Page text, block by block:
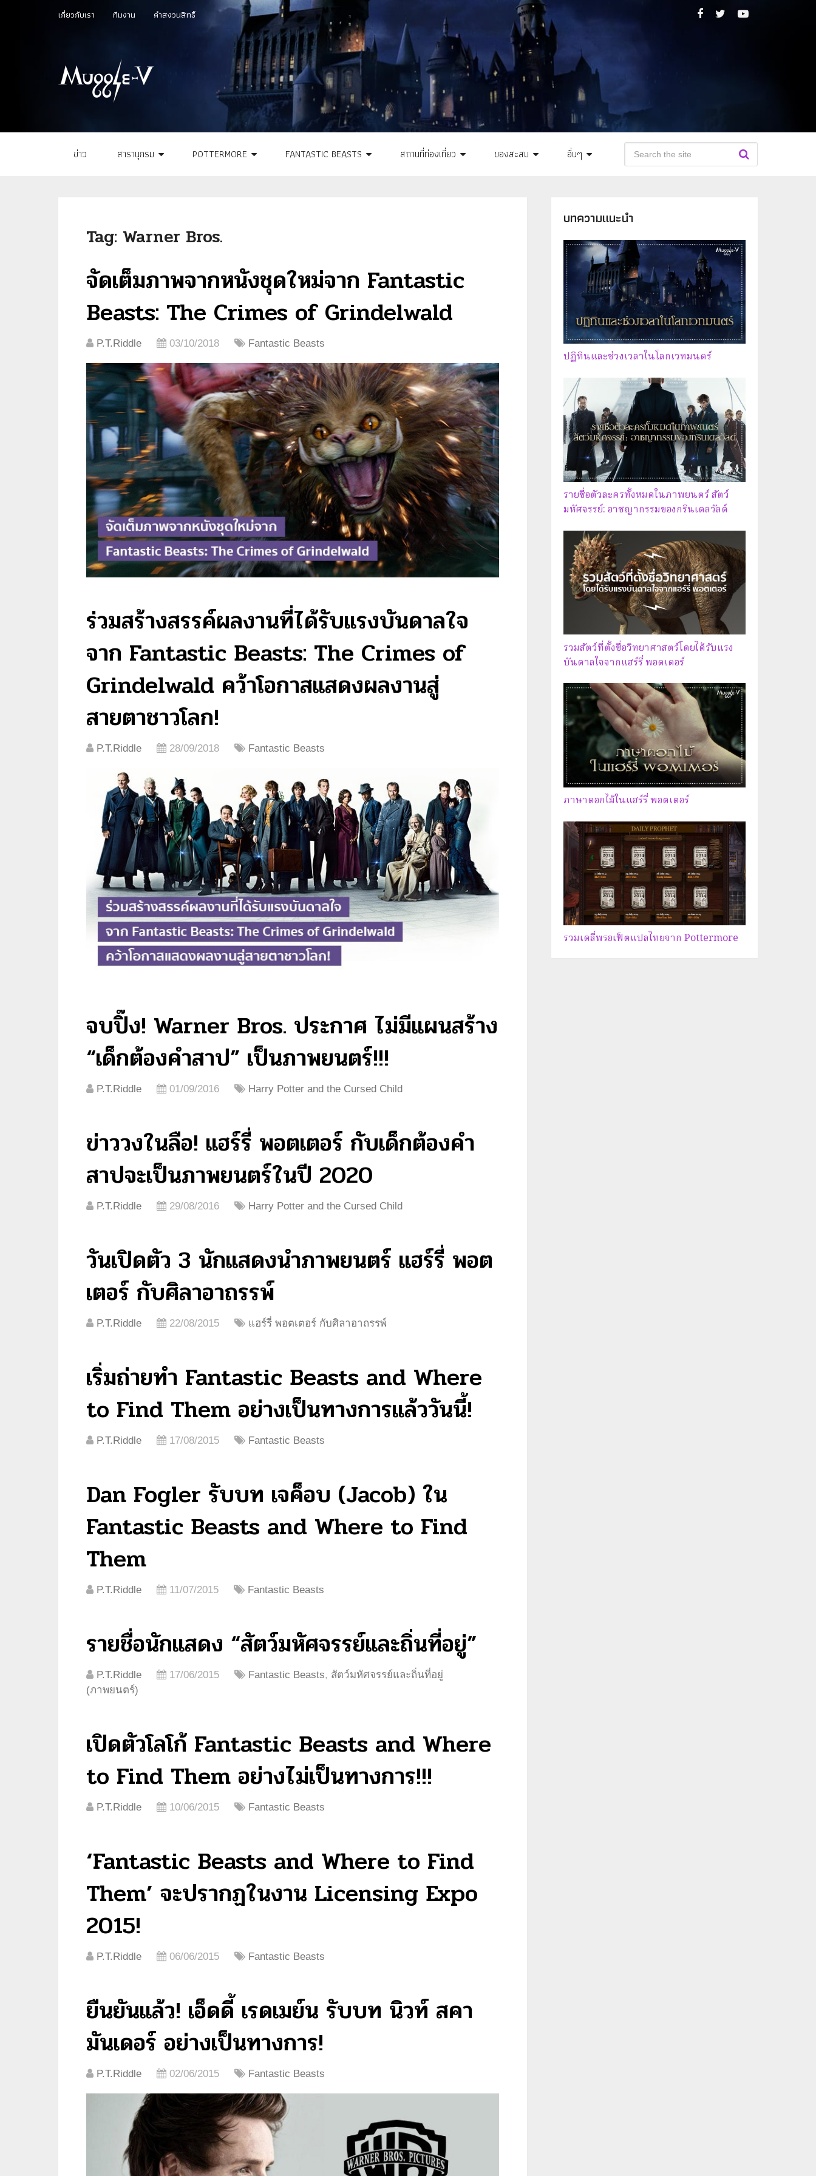
เกี่ยวกับเรา ทีมงาน คำสงวนสิทธิ์
ข่าว สารานุกรม POTTERMORE FANTASTIC BEASTS สถานที่ท่องเที่ยว ของสะสม อื่นๆ
Tag: Warner Bros.
จัดเต็มภาพจากหนังชุดใหม่จาก Fantastic
Beasts: The Crimes of Grindelwald
P.T.Riddle 03/10/2018 Fantastic Beasts
ร่วมสร้างสรรค์ผลงานที่ได้รับแรงบันดาลใจ
จาก Fantastic Beasts: The Crimes of
Grindelwald คว้าโอกาสแสดงผลงานสู่
สายตาชาวโลก!
P.T.Riddle 28/09/2018 Fantastic Beasts
จบปิ๊ง! Warner Bros. ประกาศ ไม่มีแผนสร้าง
“เด็กต้องคำสาป” เป็นภาพยนตร์!!!
P.T.Riddle 01/09/2016 Harry Potter and the Cursed Child
ข่าววงในลือ! แฮร์รี่ พอตเตอร์ กับเด็กต้องคำ
สาปจะเป็นภาพยนตร์ในปี 2020
P.T.Riddle 29/08/2016 Harry Potter and the Cursed Child
วันเปิดตัว 3 นักแสดงนำภาพยนตร์ แฮร์รี่ พอต
เตอร์ กับศิลาอาถรรพ์
P.T.Riddle 22/08/2015 แฮร์รี่ พอตเตอร์ กับศิลาอาถรรพ์
เริ่มถ่ายทำ Fantastic Beasts and Where
to Find Them อย่างเป็นทางการแล้ววันนี้!
P.T.Riddle 17/08/2015 Fantastic Beasts
Dan Fogler รับบท เจค็อบ (Jacob) ใน
Fantastic Beasts and Where to Find
Them
P.T.Riddle 11/07/2015 Fantastic Beasts
รายชื่อนักแสดง “สัตว์มหัศจรรย์และถิ่นที่อยู่”
P.T.Riddle 17/06/2015 Fantastic Beasts, สัตว์มหัศจรรย์และถิ่นที่อยู่
(ภาพยนตร์)
เปิดตัวโลโก้ Fantastic Beasts and Where
to Find Them อย่างไม่เป็นทางการ!!!
P.T.Riddle 10/06/2015 Fantastic Beasts
‘Fantastic Beasts and Where to Find
Them’ จะปรากฏในงาน Licensing Expo
2015!
P.T.Riddle 06/06/2015 Fantastic Beasts
ยืนยันแล้ว! เอ็ดดี้ เรดเมย์น รับบท นิวท์ สคา
มันเดอร์ อย่างเป็นทางการ!
P.T.Riddle 02/06/2015 Fantastic Beasts
บทความแนะนำ
ปฏิทินและช่วงเวลาในโลกเวทมนตร์
รายชื่อตัวละครทั้งหมดในภาพยนตร์ สัตว์
มหัศจรรย์: อาชญากรรมของกรินเดลวัลด์
รวมสัตว์ที่ตั้งชื่อวิทยาศาสตร์โดยได้รับแรง
บันดาลใจจากแฮร์รี่ พอตเตอร์
ภาษาดอกไม้ในแฮร์รี่ พอตเตอร์
รวมเดลี่พรอเฟ็ตแปลไทยจาก Pottermore